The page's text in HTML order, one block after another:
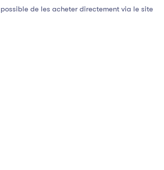
de les acheter directement via le site